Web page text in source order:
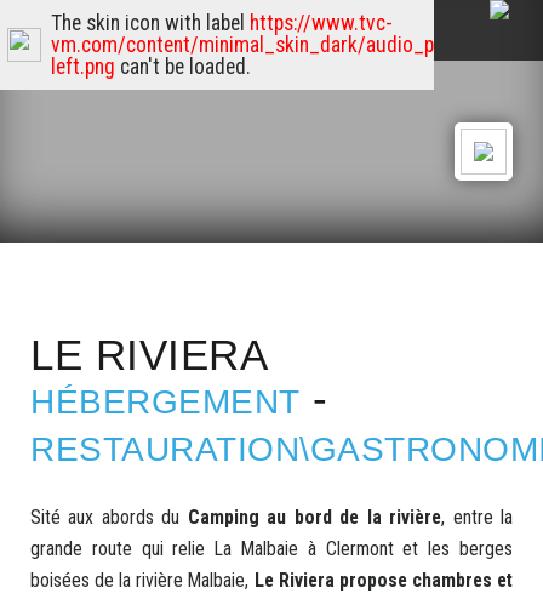
LE RIVIERA
HÉBERGEMENT -
Sité aux abords du Camping au bord de la rivière, entre la
grande route qui relie La Malbaie à Clermont et les berges
boisées de la rivière Malbaie, Le Riviera propose chambres et
The skin icon with label https://www.tvc-
vm.com/content/minimal_skin_dark/audio_player_skin/
left.png can't be loaded.